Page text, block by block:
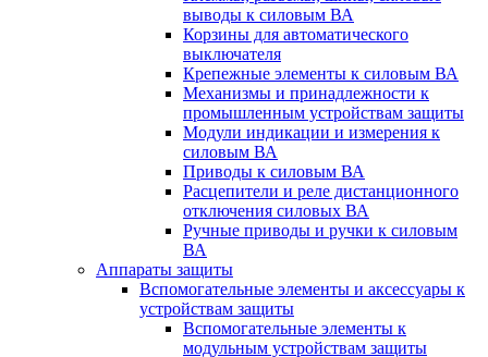
выводы к силовым ВА
Корзины для автоматического
выключателя
Крепежные элементы к силовым ВА
Механизмы и принадлежности к
промышленным устройствам защиты
Модули индикации и измерения к
силовым ВА
Приводы к силовым ВА
Расцепители и реле дистанционного
отключения силовых ВА
Ручные приводы и ручки к силовым
ВА
Аппараты защиты
Вспомогательные элементы и аксессуары к
устройствам защиты
Вспомогательные элементы к
модульным устройствам защиты